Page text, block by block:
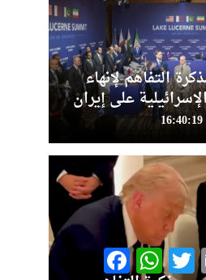
التفاهم لإنهاء
على إيران
FacebookWhatsAppTwitter